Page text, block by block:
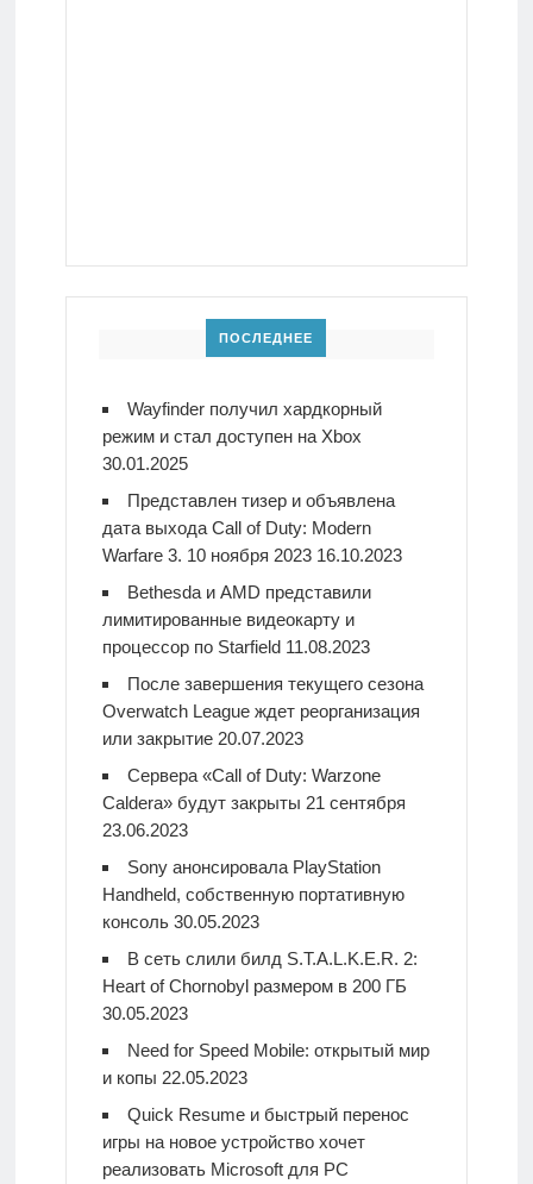
ПОСЛЕДНЕЕ
Wayfinder получил хардкорный
режим и стал доступен на Xbox
30.01.2025
Представлен тизер и объявлена
дата выхода Call of Duty: Modern
Warfare 3. 10 ноября 2023 16.10.2023
Bethesda и AMD представили
лимитированные видеокарту и
процессор по Starfield 11.08.2023
После завершения текущего сезона
Overwatch League ждет реорганизация
или закрытие 20.07.2023
Сервера «Call of Duty: Warzone
Caldera» будут закрыты 21 сентября
23.06.2023
Sony анонсировала PlayStation
Handheld, собственную портативную
консоль 30.05.2023
В сеть слили билд S.T.A.L.K.E.R. 2:
Heart of Chornobyl размером в 200 ГБ
30.05.2023
Need for Speed Mobile: открытый мир
и копы 22.05.2023
Quick Resume и быстрый перенос
игры на новое устройство хочет
реализовать Microsoft для PC